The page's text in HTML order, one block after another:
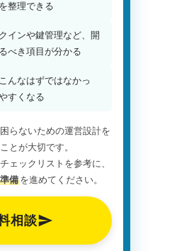
整理できる
インや鍵管理など、開
べき項目が分かる
んなはずではなかっ
すくなる
らないための運営設計を
とが大切です。
ェックリストを参考に、
備 を進めてください。
相談